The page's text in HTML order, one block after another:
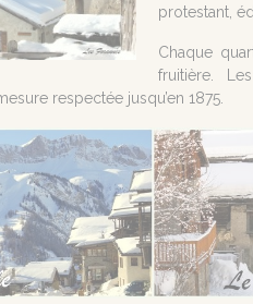
protestant,
Chaque
fruitière.
respectée jusqu’en 1875.